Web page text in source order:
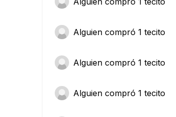
Alguiencompró 1 tecito
Alguiencompró 1 tecito
Alguiencompró 1 tecito